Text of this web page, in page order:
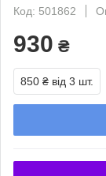
Код: 501862
930 ₴
850 ₴ від 3 шт.